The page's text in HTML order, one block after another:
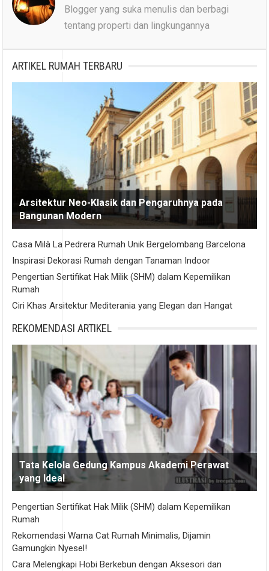
Blogger yang suka menulis dan berbagi
tentang properti dan lingkungannya
ARTIKEL RUMAH TERBARU
Arsitektur Neo-Klasik dan Pengaruhnya pada
Bangunan Modern
Casa Milà La Pedrera Rumah Unik Bergelombang Barcelona
Inspirasi Dekorasi Rumah dengan Tanaman Indoor
Pengertian Sertifikat Hak Milik (SHM) dalam Kepemilikan
Rumah
Ciri Khas Arsitektur Mediterania yang Elegan dan Hangat
REKOMENDASI ARTIKEL
Tata Kelola Gedung Kampus Akademi Perawat
yang Ideal
Pengertian Sertifikat Hak Milik (SHM) dalam Kepemilikan
Rumah
Rekomendasi Warna Cat Rumah Minimalis, Dijamin
Gamungkin Nyesel!
Cara Melengkapi Hobi Berkebun dengan Aksesori dan